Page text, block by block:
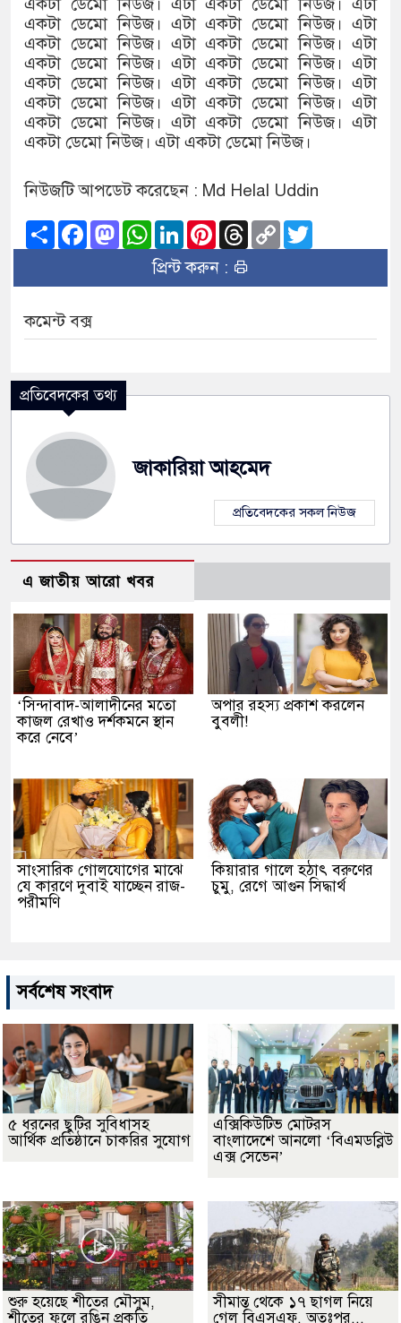
একটা ডেমো নিউজ। এটা একটা ডেমো নিউজ। এটা
একটা ডেমো নিউজ। এটা একটা ডেমো নিউজ। এটা
একটা ডেমো নিউজ। এটা একটা ডেমো নিউজ। এটা
একটা ডেমো নিউজ। এটা একটা ডেমো নিউজ। এটা
একটা ডেমো নিউজ। এটা একটা ডেমো নিউজ। এটা
একটা ডেমো নিউজ। এটা একটা ডেমো নিউজ। এটা
একটা ডেমো নিউজ। এটা একটা ডেমো নিউজ।
নিউজটি আপডেট করেছেন : Md Helal Uddin
ShareFacebook
Mastodon
WhatsApp
LinkedInPinterest
Threads
Copy
Link
প্রিন্ট করুন :
কমেন্ট বক্স
প্রতিবেদকের তথ্য
জাকারিয়া আহমেদ
প্রতিবেদকের সকল নিউজ
এ জাতীয় আরো খবর
‘সিন্দাবাদ-আলাদীনের মতো
কাজল রেখাও দর্শকমনে স্থান
করে নেবে’
অপার রহস্য প্রকাশ করলেন
বুবলী!
সাংসারিক গোলযোগের মাঝে
যে কারণে দুবাই যাচ্ছেন রাজ-
পরীমণি
কিয়ারার গালে হঠাৎ বরুণের
চুমু, রেগে আগুন সিদ্ধার্থ
সর্বশেষ সংবাদ
৫ ধরনের ছুটির সুবিধাসহ
আর্থিক প্রতিষ্ঠানে চাকরির সুযোগ
এক্সিকিউটিভ মোটরস
বাংলাদেশে আনলো ‘বিএমডব্লিউ
এক্স সেভেন’
শুরু হয়েছে শীতের মৌসুম,
শীতের ফুলে রঙিন প্রকৃতি
সীমান্ত থেকে ১৭ ছাগল নিয়ে
গেল বিএসএফ, অতঃপর...